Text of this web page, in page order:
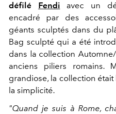
défilé Fendi avec un
encadré par des
géants sculptés dans du
Bag sculpté qui a été
dans la collection
anciens piliers romains.
grandiose, la collection
la simplicité.
"Quand je suis à Rome,